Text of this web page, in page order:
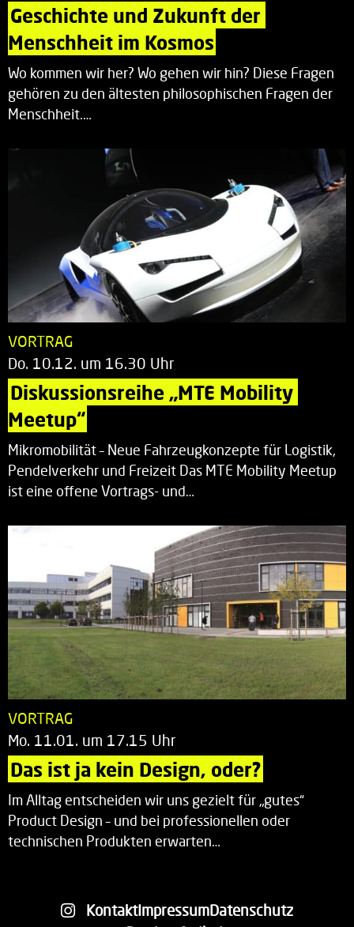
Geschichte und Zukunft der
Menschheit im Kosmos
Wo kommen wir her? Wo gehen wir hin? Diese Fragen
gehören zu den ältesten philosophischen Fragen der
Menschheit.…
VORTRAG
Do. 10.12. um 16.30 Uhr
Diskussionsreihe „MTE Mobility
Meetup“
Mikromobilität – Neue Fahrzeugkonzepte für Logistik,
Pendelverkehr und Freizeit Das MTE Mobility Meetup
ist eine offene Vortrags- und…
VORTRAG
Mo. 11.01. um 17.15 Uhr
Das ist ja kein Design, oder?
Im Alltag entscheiden wir uns gezielt für „gutes“
Product Design – und bei professionellen oder
technischen Produkten erwarten…
KontaktImpressumDatenschutz